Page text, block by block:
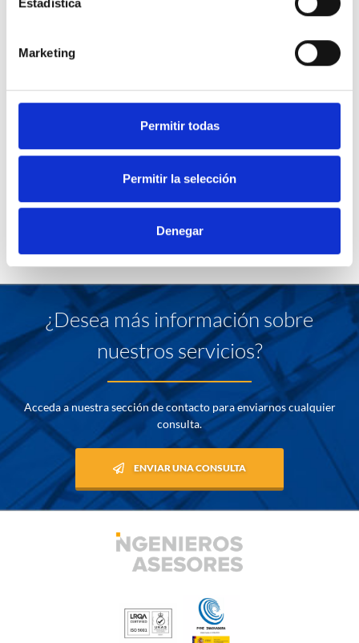
Estadística
Marketing
Permitir todas
Permitir la selección
Denegar
¿Desea más información sobre
nuestros servicios?
Acceda a nuestra sección de contacto para enviarnos cualquier
consulta.
ENVIAR UNA CONSULTA